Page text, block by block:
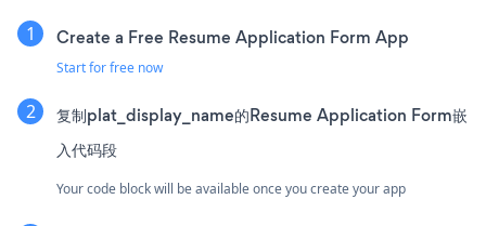
Create a Free Resume Application Form App
Start for free now
复制plat_display_name的Resume Application Form嵌
入代码段
Your code block will be available once you create your app